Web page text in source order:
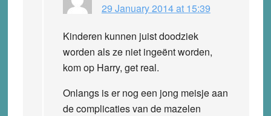
29 January 2014 at 15:39
Kinderen kunnen juist doodziek
worden als ze niet ingeënt worden,
kom op Harry, get real.
Onlangs is er nog een jong meisje aan
de complicaties van de mazelen